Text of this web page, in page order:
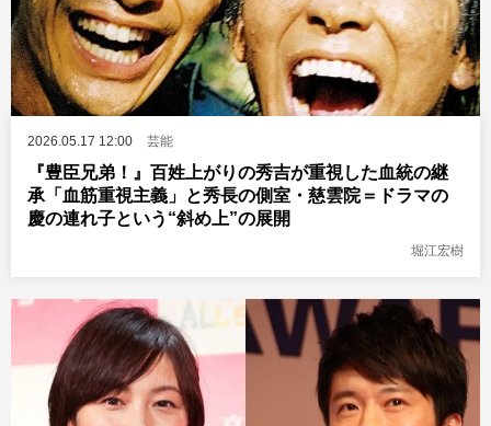
2026.05.17 12:00 芸能
『豊臣兄弟！』百姓上がりの秀吉が重視した血統の継
承「血筋重視主義」と秀長の側室・慈雲院＝ドラマの
慶の連れ子という“斜め上”の展開
堀江宏樹